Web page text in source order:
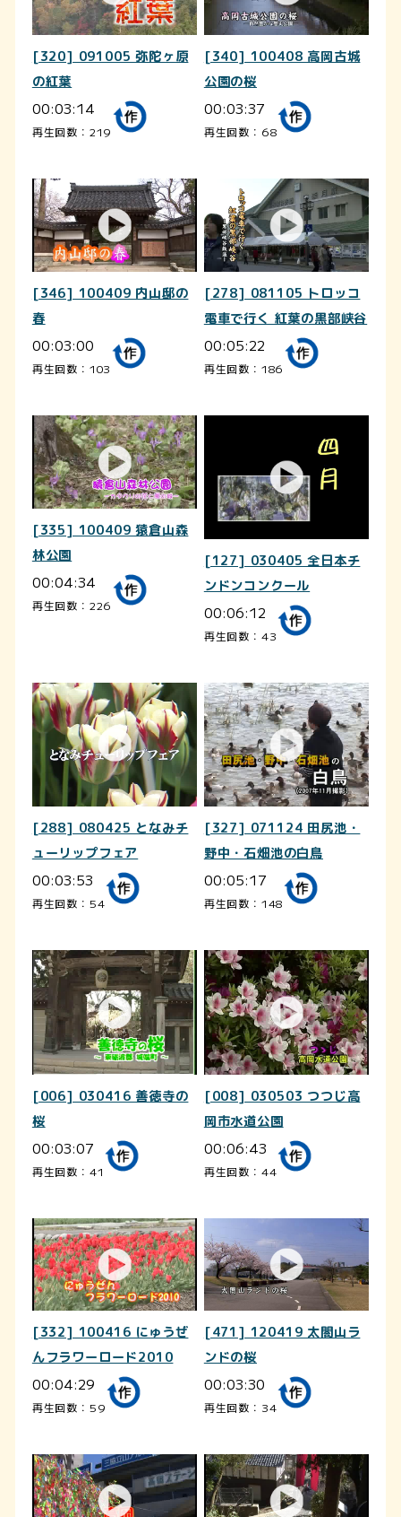
[320] 091005 弥陀ヶ原
の紅葉
00:03:14
再生回数：219
[340] 100408 高岡古城
公園の桜
00:03:37
再生回数：68
[346] 100409 内山邸の
春
00:03:00
再生回数：103
[278] 081105 トロッコ
電車で行く 紅葉の黒部峡谷
00:05:22
再生回数：186
[335] 100409 猿倉山森
林公園
00:04:34
再生回数：226
[127] 030405 全日本チ
ンドンコンクール
00:06:12
再生回数：43
[288] 080425 となみチ
ューリップフェア
00:03:53
再生回数：54
[327] 071124 田尻池・
野中・石畑池の白鳥
00:05:17
再生回数：148
[006] 030416 善徳寺の
桜
00:03:07
再生回数：41
[008] 030503 つつじ高
岡市水道公園
00:06:43
再生回数：44
[332] 100416 にゅうぜ
んフラワーロード2010
00:04:29
再生回数：59
[471] 120419 太閤山ラ
ンドの桜
00:03:30
再生回数：34